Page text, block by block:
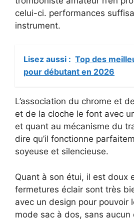
celui-ci. performances
instrument.
Lisez aussi : Top des
pour débutant en 2026
L’association du chrome et
et de la cloche le font avec
et quant au mécanisme du
dire qu’il fonctionne
soyeuse et silencieuse.
Quant à son étui, il est doux
fermetures éclair sont très
avec un design pour pouvoir
mode sac à dos, sans